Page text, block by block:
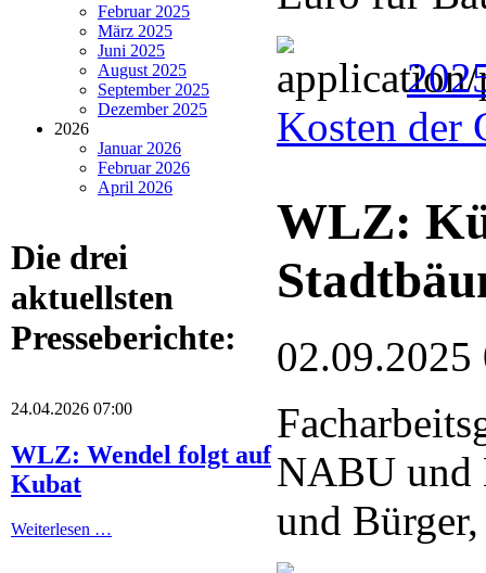
Februar 2025
März 2025
Juni 2025
August 2025
September 2025
Dezember 2025
2026
Januar 2026
Februar 2026
April 2026
Die drei
aktuellsten
Presseberichte:
24.04.2026 07:00
WLZ: Wendel folgt auf
Kubat
Weiterlesen …
Kosten der
WLZ:
02.09.2025
NABU und
und Bürger,